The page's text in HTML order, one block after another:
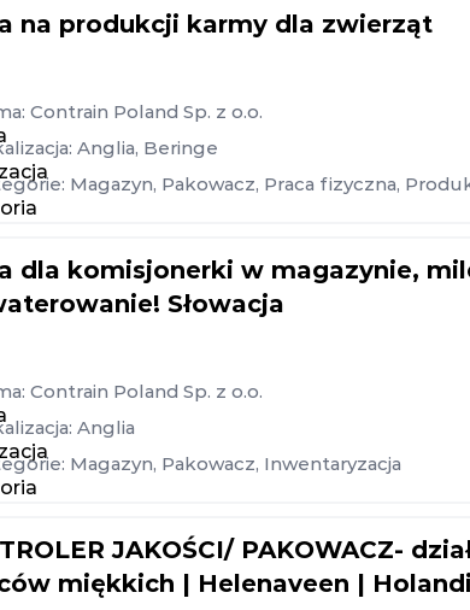
na produkcji karmy dla zwierząt
Contrain Poland Sp. z o.o.
Anglia, Beringe
Magazyn, Pakowacz, Praca fizyczna,
dla komisjonerki w magazynie,
Słowacja
Contrain Poland Sp. z o.o.
Anglia
Magazyn, Pakowacz, Inwentaryzacja
JAKOŚCI/ PAKOWACZ-
miękkich | Helenaveen |